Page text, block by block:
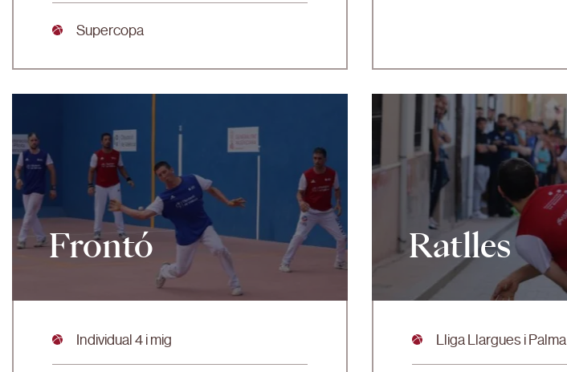
Supercopa
Frontó
Individual 4 i mig
Ratlles
Lliga Llargues i Palma